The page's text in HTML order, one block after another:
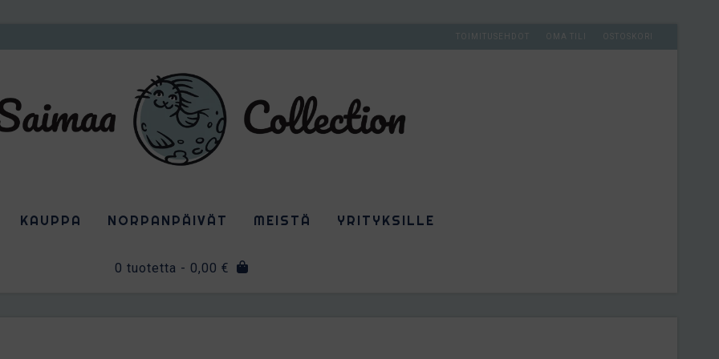
TOIMITUSEHDOT OMA TILI OSTOSKORI
KAUPPA NORPANPÄIVÄT MEISTÄ YRITYKSILLE
0 tuotetta - 0,00 €